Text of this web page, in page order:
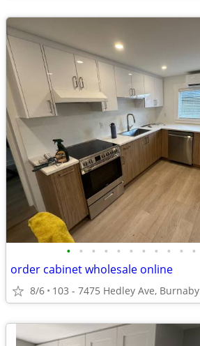
• • • • • • • • • • •
order cabinet wholesale online
8/6 103 - 7475 Hedley Ave, Burnaby